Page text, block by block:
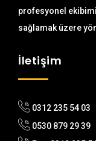
profesyonel
sağlamak üzere
İletişim
0312 235 54 03
0530 879 29 39